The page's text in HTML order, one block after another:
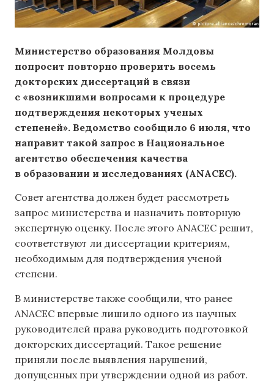
Министерство образования Молдовы
попросит повторно проверить восемь
докторских диссертаций в связи
с «возникшими вопросами к процедуре
подтверждения некоторых ученых
степеней». Ведомство сообщило 6 июля, что
направит такой запрос в Национальное
агентство обеспечения качества
в образовании и исследованиях (ANACEC).
Совет агентства должен будет рассмотреть
запрос министерства и назначить повторную
экспертную оценку. После этого ANACEC решит,
соответствуют ли диссертации критериям,
необходимым для подтверждения ученой
степени.
В министерстве также сообщили, что ранее
ANACEC впервые лишило одного из научных
руководителей права руководить подготовкой
докторских диссертаций. Такое решение
приняли после выявления нарушений,
допущенных при утверждении одной из работ.